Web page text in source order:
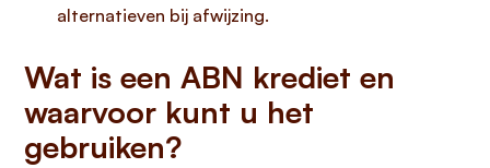
alternatieven bij afwijzing.
Wat is een ABN krediet en
waarvoor kunt u het
gebruiken?